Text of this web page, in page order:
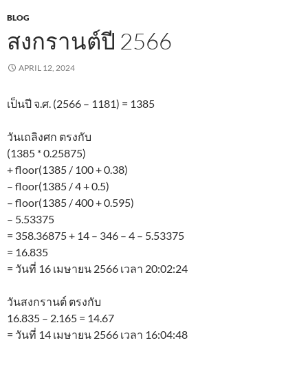
BLOG
สงกรานต์ปี 2566
APRIL 12, 2024
เป็นปี จ.ศ. (2566 – 1181) = 1385
วันเถลิงศก ตรงกับ
(1385 * 0.25875)
+ floor(1385 / 100 + 0.38)
– floor(1385 / 4 + 0.5)
– floor(1385 / 400 + 0.595)
– 5.53375
= 358.36875 + 14 – 346 – 4 – 5.53375
= 16.835
= วันที่ 16 เมษายน 2566 เวลา 20:02:24
วันสงกรานต์ ตรงกับ
16.835 – 2.165 = 14.67
= วันที่ 14 เมษายน 2566 เวลา 16:04:48